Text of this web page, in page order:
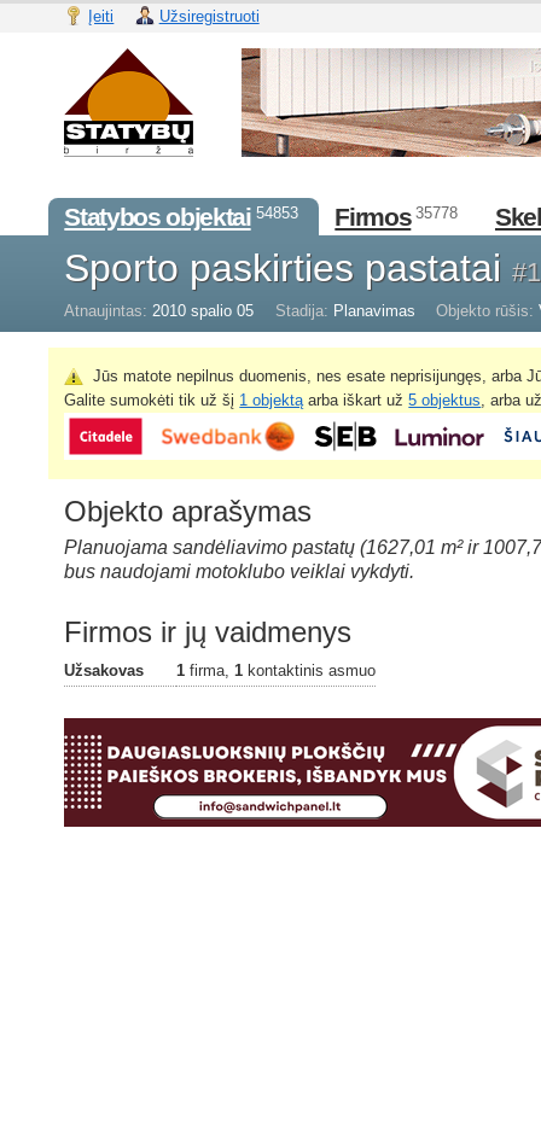
Įeiti Užsiregistruoti
Statybos objektai 54853 Firmos 35778
Sporto paskirties pastatai
Atnaujintas: 2010 spalio 05 Stadija: Planavimas Objekto rūšis:
Jūs matote nepilnus duomenis, nes esate neprisijungęs, arba
Galite sumokėti tik už šį 1 objektą arba iškart už5 objektus , arba
Objekto aprašymas
Planuojama sandėliavimo pastatų (1627,01 m² ir
bus naudojami motoklubo veiklai vykdyti.
Firmos ir jų vaidmenys
Užsakovas 1 firma, 1 kontaktinis asmuo